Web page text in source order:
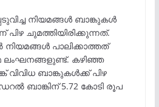
നിയമങ്ങൾ ബാങ്കുകൾ
പിഴ ചുമത്തിയിരിക്കുന്നത്.
പാലിക്കാത്തത്
ലംഘനങ്ങളുണ്ട്. കഴിഞ്ഞ
വിവിധ ബാങ്കുകൾക്ക് പിഴ
ബാങ്കിന് 5.72 കോടി രൂപ